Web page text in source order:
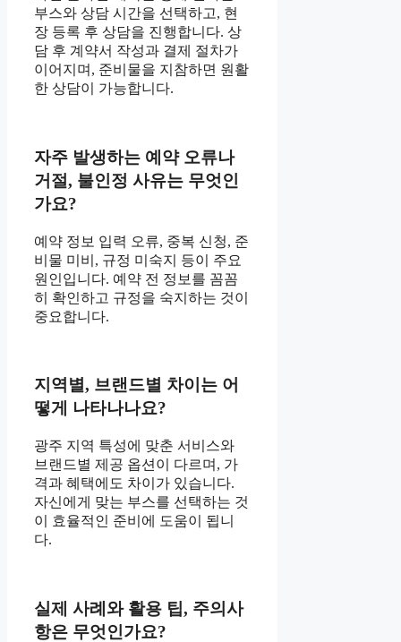
부스와 상담 시간을 선택하고, 현
장 등록 후 상담을 진행합니다. 상
담 후 계약서 작성과 결제 절차가
이어지며, 준비물을 지참하면 원활
한 상담이 가능합니다.
자주 발생하는 예약 오류나
거절, 불인정 사유는 무엇인
가요?
예약 정보 입력 오류, 중복 신청, 준
비물 미비, 규정 미숙지 등이 주요
원인입니다. 예약 전 정보를 꼼꼼
히 확인하고 규정을 숙지하는 것이
중요합니다.
지역별, 브랜드별 차이는 어
떻게 나타나나요?
광주 지역 특성에 맞춘 서비스와
브랜드별 제공 옵션이 다르며, 가
격과 혜택에도 차이가 있습니다.
자신에게 맞는 부스를 선택하는 것
이 효율적인 준비에 도움이 됩니
다.
실제 사례와 활용 팁, 주의사
항은 무엇인가요?